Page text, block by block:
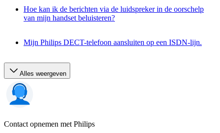
Hoe kan ik de berichten via de luidspreker in de oorschelp
van mijn handset beluisteren?
Mijn Philips DECT-telefoon aansluiten op een ISDN-lijn.
Alles weergeven
Contact opnemen met Philips